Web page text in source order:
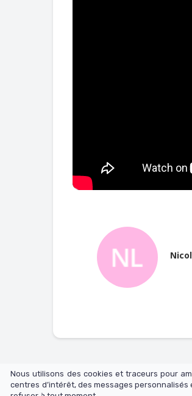
Nous utilisons des cookies et traceurs pour
centres d’intérêt, des messages